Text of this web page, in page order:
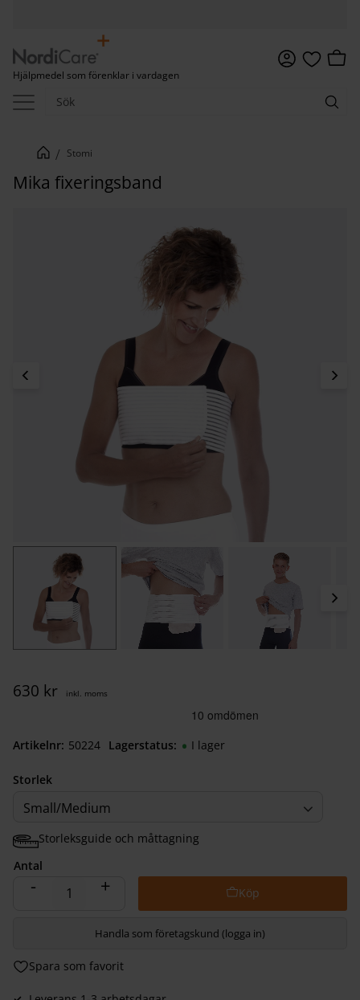
Hjälpmedel som förenklar i vardagen
Favoriter
Stomi
Mika fixeringsband
630 kr
Storlek
Small/Medium
Storleksguide och måttagning
Antal
+
-
Lägg till i favoriter
Handla som företagskund (logga in)
Lagerstatus I lager
Artikelnr 502240940